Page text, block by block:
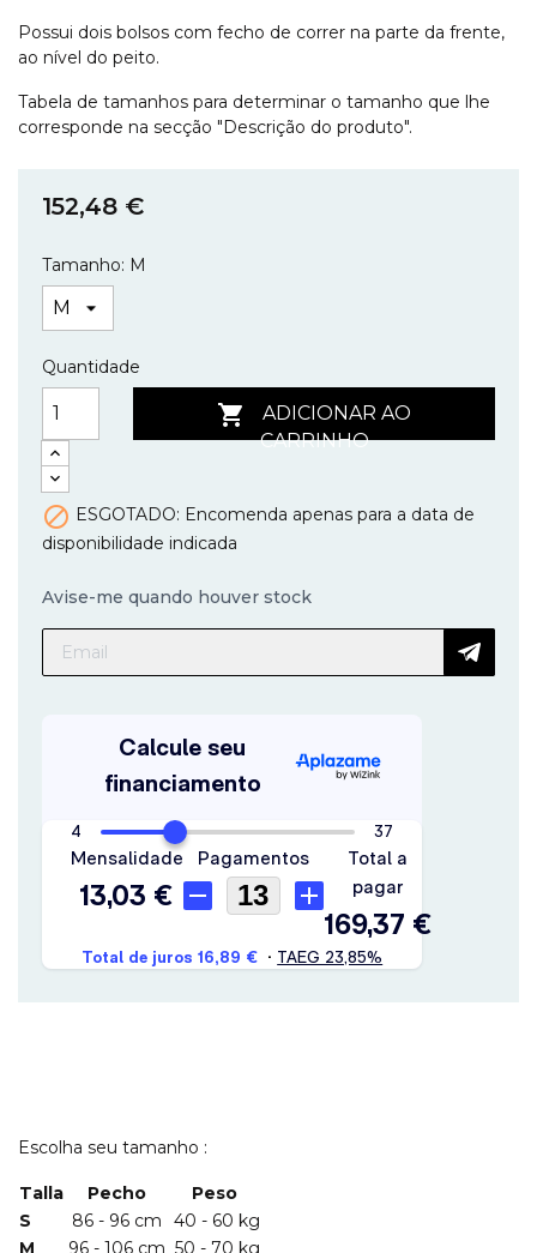
Possui dois bolsos com fecho de correr na parte da frente,
ao nível do peito.
Tabela de tamanhos para determinar o tamanho que lhe
corresponde na secção "Descrição do produto".
152,48 €
Tamanho: M
Quantidade

ADICIONAR AO
CARRINHO
 ESGOTADO: Encomenda apenas para a data de
disponibilidade indicada
Avise-me quando houver stock
Escolha seu tamanho :
Talla Pecho
Peso
S
86 - 96 cm
40 - 60 kg
M
96 - 106 cm 50 - 70 kg